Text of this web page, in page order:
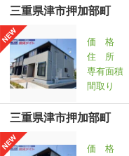
三重県津市押加部町
価 格
住 所
専有面積
間取り
三重県津市押加部町
価 格